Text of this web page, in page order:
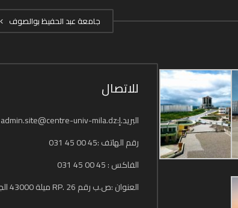
جامعة عبد الحفيظ بوالصوف
للاتصال
البريد.إ:admin.site@centre-univ-mila.dz
رقم الهاتف :45 00 45 031
الفاكس : 45 00 45 031
العنوان :ص.ب رقم 26 .RP ميلة 43000 الجزائر